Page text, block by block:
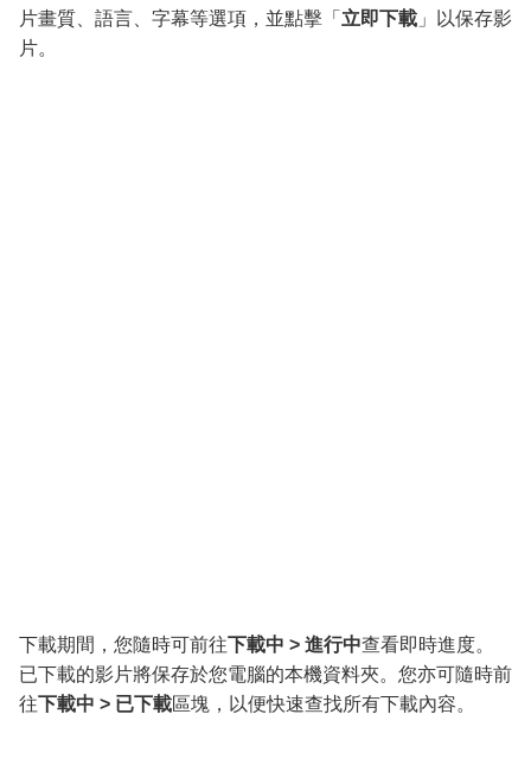
片畫質、語言、字幕等選項，並點擊「 立即下載 」以保存影
片。
下載期間，您隨時可前往下載中 > 進行中查看即時進度。
已下載的影片將保存於您電腦的本機資料夾。您亦可隨時前
往下載中 > 已下載區塊，以便快速查找所有下載內容。